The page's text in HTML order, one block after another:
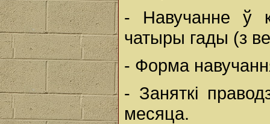
- Навучанне ў
чатыры гады (з
- Форма
- Заняткі
месяца.